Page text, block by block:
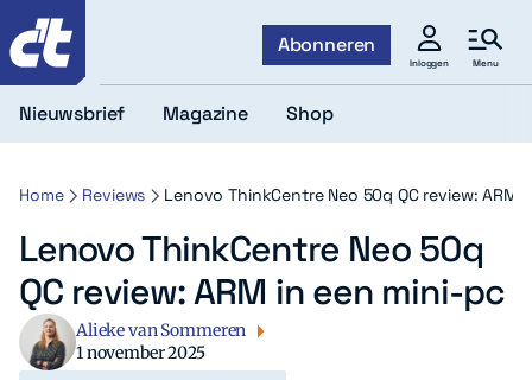
Abonneren
Inloggen Menu
Nieuwsbrief Magazine Shop
Home Reviews Lenovo ThinkCentre Neo 50q QC review: ARM
Lenovo ThinkCentre Neo 50q
QC review: ARM in een mini-pc
Alieke van Sommeren
1 november 2025